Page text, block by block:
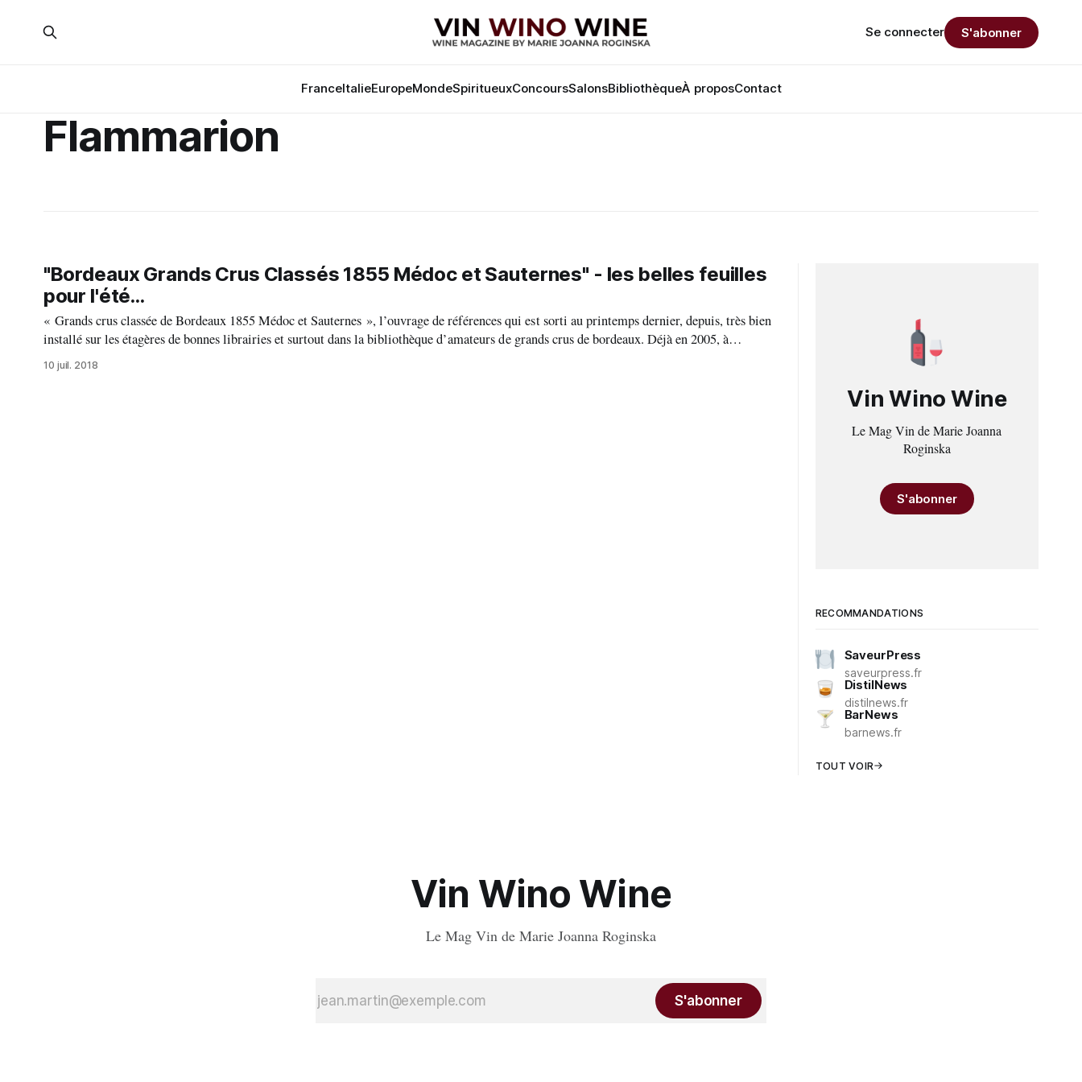
FranceItalieEuropeMondeSpiritueuxConcoursSalonsBibliothèqueÀ proposContact
Se connecter S'abonner
Flammarion
"Bordeaux Grands Crus Classés 1855 Médoc et Sauternes" - les belles feuilles
pour l'été...
« Grands crus classée de Bordeaux 1855 Médoc et Sauternes », l’ouvrage de références qui est sorti au printemps dernier, depuis, très bien
installé sur les étagères de bonnes librairies et surtout dans la bibliothèque d’amateurs de grands crus de bordeaux. Déjà en 2005, à
l’occasion du 150e anniversaire
10 juil. 2018
Vin Wino Wine
Le Mag Vin de Marie Joanna
Roginska
S'abonner
RECOMMANDATIONS
SaveurPress
saveurpress.fr
DistilNews
distilnews.fr
BarNews
barnews.fr
TOUT VOIR
Vin Wino Wine
Le Mag Vin de Marie Joanna Roginska
S'abonner